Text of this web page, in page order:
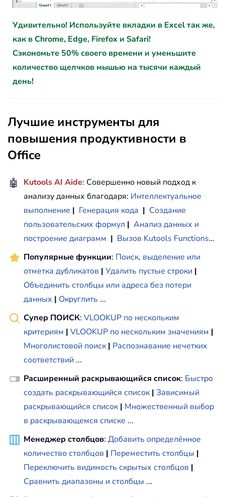
Удивительно! Используйте вкладки в Excel так же,
как в Chrome, Edge, Firefox и Safari!
Сэкономьте 50% своего времени и уменьшите
количество щелчков мышью на тысячи каждый
день!
Лучшие инструменты для
повышения продуктивности в
Office
🤖 Kutools AI Aide: Совершенно новый подход к
анализу данных благодаря: Интеллектуальное
выполнение | Генерация кода | Создание
пользовательских формул | Анализ данных и
построение диаграмм | Вызов Kutools Functions…
Популярные функции: Поиск, выделение или
отметка дубликатов | Удалить пустые строки |
Объединить столбцы или адреса без потери
данных | Округлить ...
Супер ПОИСК: VLOOKUP по нескольким
критериям | VLOOKUP по нескольким значениям |
Многолистовой поиск | Распознавание нечетких
соответствий ...
Расширенный раскрывающийся список: Быстро
создать раскрывающийся список | Зависимый
раскрывающийся список | Множественный выбор
в раскрывающемся списке ...
Менеджер столбцов: Добавить определённое
количество столбцов | Переместить столбцы |
Переключить видимость скрытых столбцов |
Сравнить диапазоны и столбцы ...